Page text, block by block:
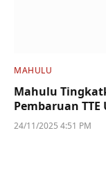
MAHULU
Mahulu
Pembaruan TTE
24/11/2025 4:51 PM